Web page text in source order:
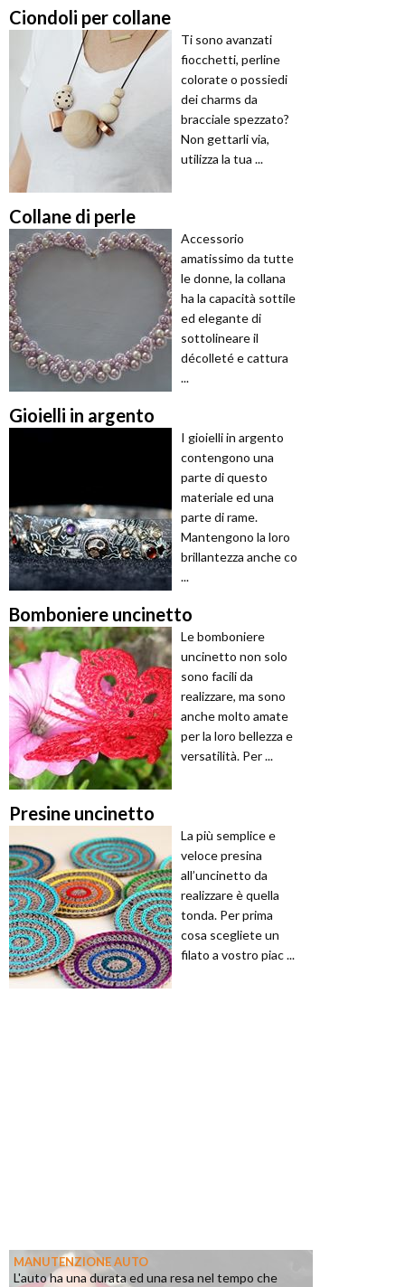
Ciondoli per collane
Ti sono avanzati
fiocchetti, perline
colorate o possiedi
dei charms da
bracciale spezzato?
Non gettarli via,
utilizza la tua ...
Collane di perle
Accessorio
amatissimo da tutte
le donne, la collana
ha la capacità sottile
ed elegante di
sottolineare il
décolleté e cattura
...
Gioielli in argento
I gioielli in argento
contengono una
parte di questo
materiale ed una
parte di rame.
Mantengono la loro
brillantezza anche co
...
Bomboniere uncinetto
Le bomboniere
uncinetto non solo
sono facili da
realizzare, ma sono
anche molto amate
per la loro bellezza e
versatilità. Per ...
Presine uncinetto
La più semplice e
veloce presina
all’uncinetto da
realizzare è quella
tonda. Per prima
cosa scegliete un
filato a vostro piac ...
MANUTENZIONE AUTO
L'auto ha una durata ed una resa nel tempo che